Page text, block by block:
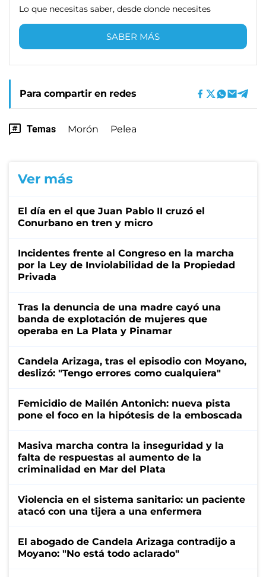
Lo que necesitas saber, desde donde necesites
SABER MÁS
Para compartir en redes
Temas Morón Pelea
Ver más
El día en el que Juan Pablo II cruzó el
Conurbano en tren y micro
Incidentes frente al Congreso en la marcha
por la Ley de Inviolabilidad de la Propiedad
Privada
Tras la denuncia de una madre cayó una
banda de explotación de mujeres que
operaba en La Plata y Pinamar
Candela Arizaga, tras el episodio con Moyano,
deslizó: "Tengo errores como cualquiera"
Femicidio de Mailén Antonich: nueva pista
pone el foco en la hipótesis de la emboscada
Masiva marcha contra la inseguridad y la
falta de respuestas al aumento de la
criminalidad en Mar del Plata
Violencia en el sistema sanitario: un paciente
atacó con una tijera a una enfermera
El abogado de Candela Arizaga contradijo a
Moyano: "No está todo aclarado"